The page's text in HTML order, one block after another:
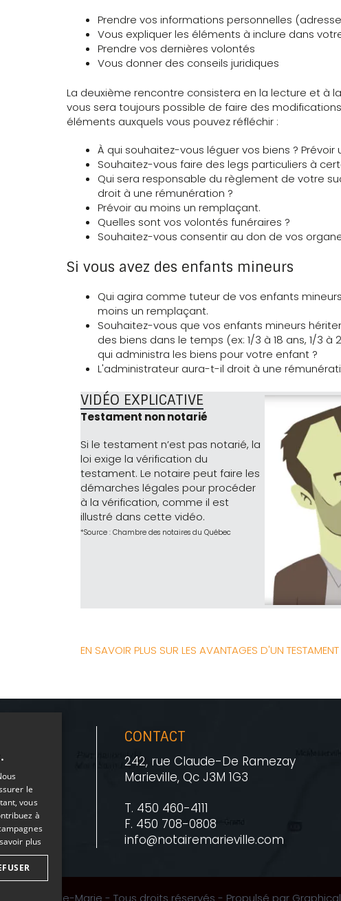
Prendre vos informations personnelles
Vous expliquer les éléments à inclure dans
Prendre vos dernières volontés
Vous donner des conseils juridiques
La deuxième rencontre consistera en la lecture et à
vous sera toujours possible de faire des
éléments auxquels vous pouvez réfléchir :
À qui souhaitez-vous léguer vos biens ?
Souhaitez-vous faire des legs particuliers à
Qui sera responsable du règlement de votre
droit à une rémunération ?
Prévoir au moins un remplaçant.
Quelles sont vos volontés funéraires ?
Souhaitez-vous consentir au don de vos
Si vous avez des enfants mineurs
Qui agira comme tuteur de vos enfants
moins un remplaçant.
Souhaitez-vous que vos enfants mineurs
des biens dans le temps (ex: 1/3 à 18 ans, 1/3
qui administra les biens pour votre enfant ?
L'administrateur aura-t-il droit à une
VIDÉO EXPLICATIVE
Testament non notarié
Si le testament n’est pas notarié, la
loi exige la vérification du
testament. Le notaire peut faire les
démarches légales pour procéder
à la vérification, comme il est
illustré dans cette vidéo.
*Source : Chambre des notaires du Québec
EN SAVOIR PLUS SUR LES AVANTAGES D'UN
CONTACT
242, rue Claude-De Ramezay
Marieville, Qc J3M 1G3
T. 450 460-4111
F. 450 708-0808
info@notairemarieville.com
Ste-Marie - Tous droits réservés - Propulsé par
le
vous
à
plus